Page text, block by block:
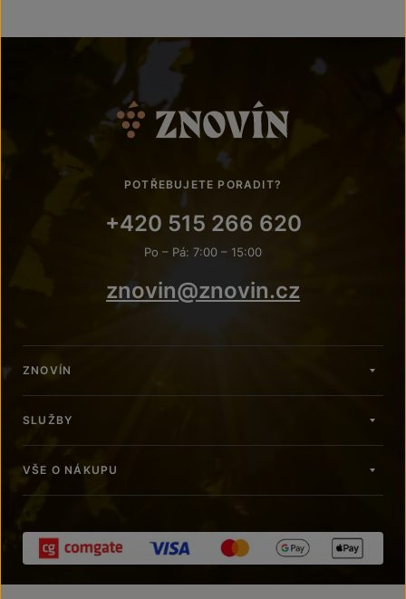
POTŘEBUJETE PORADIT?
+420 515 266 620
Po – Pá: 7:00 – 15:00
znovin@znovin.cz
ZNOVÍN
SLUŽBY
VŠE O NÁKUPU